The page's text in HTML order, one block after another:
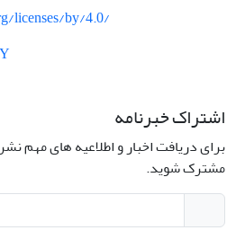
licenses/by/4.0/
اشتراک خبرنامه
برای دریافت اخبار و اطلاعیه های مهم
مشترک شوید.